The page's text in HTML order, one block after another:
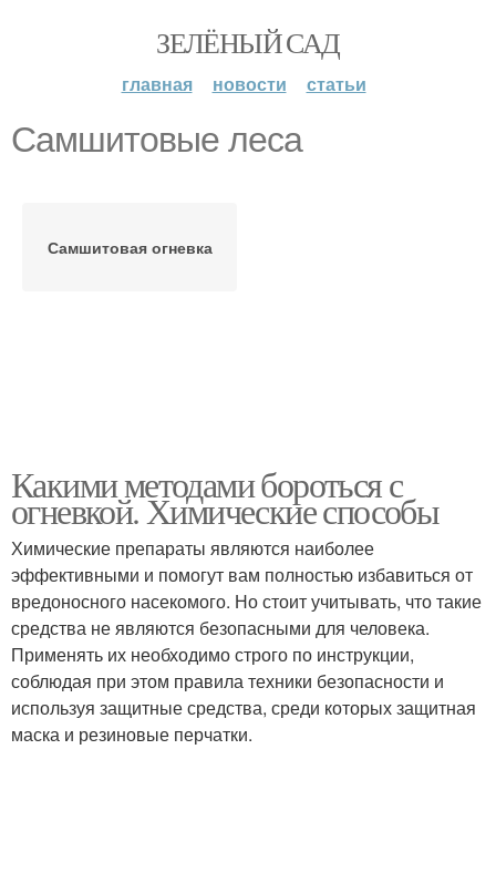
ЗЕЛЁНЫЙ САД
главная новости статьи
Самшитовые леса
Самшитовая огневка
Какими методами бороться с
огневкой. Химические способы
Химические препараты являются наиболее
эффективными и помогут вам полностью избавиться от
вредоносного насекомого. Но стоит учитывать, что такие
средства не являются безопасными для человека.
Применять их необходимо строго по инструкции,
соблюдая при этом правила техники безопасности и
используя защитные средства, среди которых защитная
маска и резиновые перчатки.